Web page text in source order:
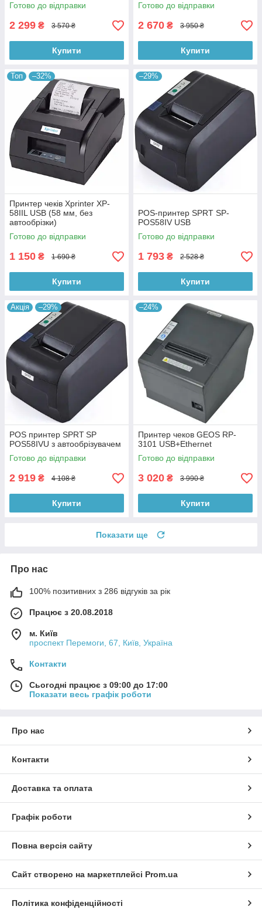
Готово до відправки
2 299 ₴ 3 570 ₴
Купити
Готово до відправки
2 670 ₴ 3 950 ₴
Купити
Топ –32%
Принтер чеків Xprinter XP-
58IIL USB (58 мм, без
автообрізки)
Готово до відправки
1 150 ₴ 1 690 ₴
Купити
–29%
POS-принтер SPRT SP-
POS58IV USB
Готово до відправки
1 793 ₴ 2 528 ₴
Купити
Акція –29%
POS принтер SPRT SP
POS58IVU з автообрізувачем
Готово до відправки
2 919 ₴ 4 108 ₴
Купити
–24%
Принтер чеков GEOS RP-
3101 USB+Ethernet
Готово до відправки
3 020 ₴ 3 990 ₴
Купити
Показати ще
Про нас
100% позитивних з 286 відгуків за рік
Працює з 20.08.2018
м. Київ
проспект Перемоги, 67, Київ, Україна
Контакти
Сьогодні працює з 09:00 до 17:00
Показати весь графік роботи
Про нас
Контакти
Доставка та оплата
Графік роботи
Повна версія сайту
Сайт створено на маркетплейсі Prom.ua
Політика конфіденційності